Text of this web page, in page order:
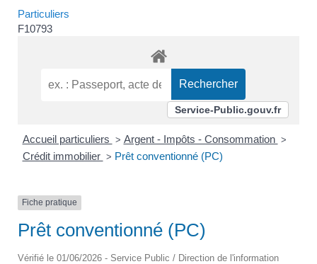
Particuliers
F10793
Service-Public.gouv.fr
Accueil particuliers > Argent - Impôts - Consommation >
Crédit immobilier > Prêt conventionné (PC)
Fiche pratique
Prêt conventionné (PC)
Vérifié le 01/06/2026 - Service Public / Direction de l'information